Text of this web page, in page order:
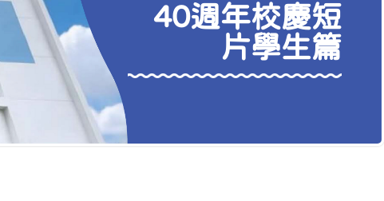
40週年校慶短
片學生篇